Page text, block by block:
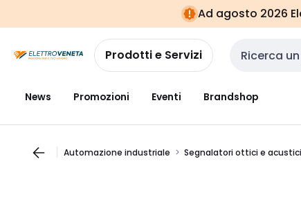
navigazionealla
pagina
Ad agosto 2026
Prodotti e Servizi Cerca input
News Promozioni Eventi Brandshop
Automazione industriale Segnalatori ottici e acustici